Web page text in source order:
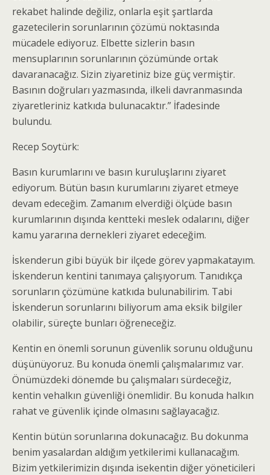
rekabet halinde değiliz, onlarla eşit şartlarda
gazetecilerin sorunlarının çözümü noktasında
mücadele ediyoruz. Elbette sizlerin basın
mensuplarının sorunlarının çözümünde ortak
davaranacağız. Sizin ziyaretiniz bize güç vermiştir.
Basının doğruları yazmasında, ilkeli davranmasında
ziyaretleriniz katkıda bulunacaktır.” İfadesinde
bulundu.
Recep Soytürk:
Basın kurumlarını ve basın kuruluşlarını ziyaret
ediyorum. Bütün basın kurumlarını ziyaret etmeye
devam edeceğim. Zamanım elverdiği ölçüde basın
kurumlarının dışında kentteki meslek odalarını, diğer
kamu yararına dernekleri ziyaret edeceğim.
İskenderun gibi büyük bir ilçede görev yapmakatayım.
İskenderun kentini tanımaya çalışıyorum. Tanıdıkça
sorunların çözümüne katkıda bulunabilirim. Tabi
İskenderun sorunlarını biliyorum ama eksik bilgiler
olabilir, süreçte bunları öğreneceğiz.
Kentin en önemli sorunun güvenlik sorunu olduğunu
düşünüyoruz. Bu konuda önemli çalışmalarımız var.
Önümüzdeki dönemde bu çalışmaları sürdeceğiz,
kentin vehalkın güvenliği önemlidir. Bu konuda halkın
rahat ve güvenlik içinde olmasını sağlayacağız.
Kentin bütün sorunlarına dokunacağız. Bu dokunma
benim yasalardan aldığım yetkilerimi kullanacağım.
Bizim yetkilerimizin dışında isekentin diğer yöneticileri